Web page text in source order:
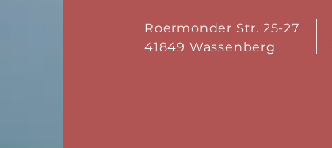
Roermonder Str. 25-27
41849 Wassenberg